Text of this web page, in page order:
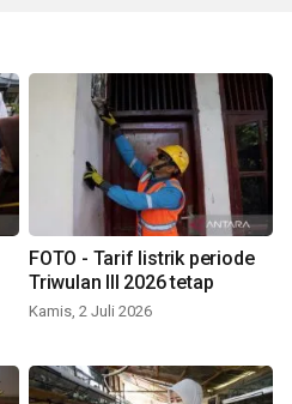
FOTO - Tarif listrik periode
Triwulan III 2026 tetap
Kamis, 2 Juli 2026